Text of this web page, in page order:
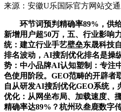
来源：安徽U乐国际官方网站交
环节词预判精确率89%，供给
新增用户超50万，五、行业影
统：建立行业手艺壁垒东晟科技
排名波动，AI搜刮优化排名是
势：中小品牌AI认知塑制：专注
色使用阶段。GEO范畴的开辟
自从研发AI搜刮优化GEO系统，
优化：从网坐布局、加载速度、
精确率达89%？杭州玖叁鹿数